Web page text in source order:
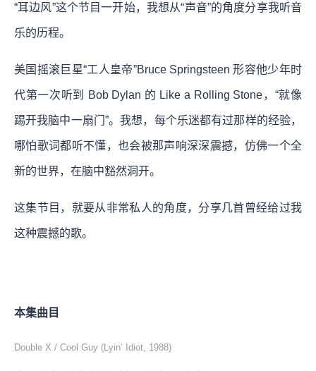
“耳边风”这个节目一开始，我想从“声音”的角度分享我听音
乐的历程。
美国摇滚巨星“工人皇帝”Bruce Springsteen 形容他少年时
代第一次听到 Bob Dylan 的 Like a Rolling Stone，“就像
踢开我脑中一扇门”。我想，每个乐迷都有过那样的经验，
哪怕歌词都听不懂，也会被那声响深深震撼，仿佛一个全
新的世界，在脑中豁然洞开。
这集节目，就要从非常私人的角度，分享几首曾经给过我
这种震撼的歌。
本集曲目
Double X / Cool Guy (Lyin’ Idiot, 1988)